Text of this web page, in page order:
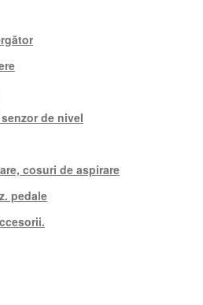
de nivel
cosuri de aspirare
pedale